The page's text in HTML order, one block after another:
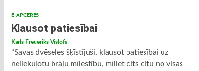
E-APCERES
Klausot patiesībai
Karls Frederiks Vislofs
“Savas dvēseles šķīstījuši, klausot patiesībai uz
neliekuļotu brāļu mīlestību, mīliet cits citu no visas